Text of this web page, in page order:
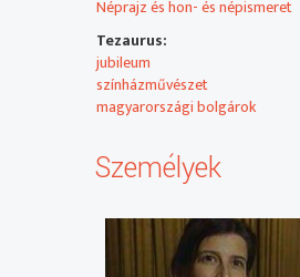
Néprajz és hon- és népismeret
Tezaurus:
jubileum
színházművészet
magyarországi bolgárok
Személyek